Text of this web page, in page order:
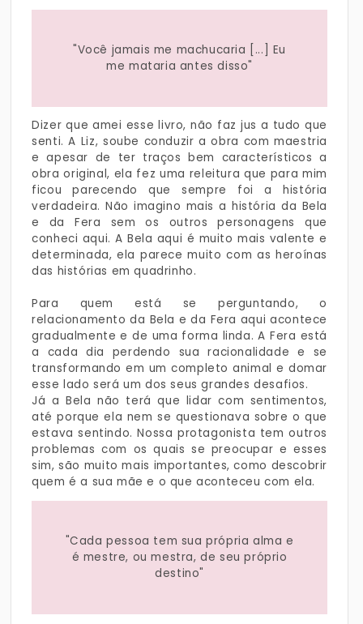
"Você jamais me machucaria [...] Eu
me mataria antes disso"
Dizer que amei esse livro, não faz jus a tudo que
senti. A Liz, soube conduzir a obra com maestria
e apesar de ter traços bem característicos a
obra original, ela fez uma releitura que para mim
ficou parecendo que sempre foi a história
verdadeira. Não imagino mais a história da Bela
e da Fera sem os outros personagens que
conheci aqui. A Bela aqui é muito mais valente e
determinada, ela parece muito com as heroínas
das histórias em quadrinho.
Para quem está se perguntando, o
relacionamento da Bela e da Fera aqui acontece
gradualmente e de uma forma linda. A Fera está
a cada dia perdendo sua racionalidade e se
transformando em um completo animal e domar
esse lado será um dos seus grandes desafios.
Já a Bela não terá que lidar com sentimentos,
até porque ela nem se questionava sobre o que
estava sentindo. Nossa protagonista tem outros
problemas com os quais se preocupar e esses
sim, são muito mais importantes, como descobrir
quem é a sua mãe e o que aconteceu com ela.
"Cada pessoa tem sua própria alma e
é mestre, ou mestra, de seu próprio
destino"